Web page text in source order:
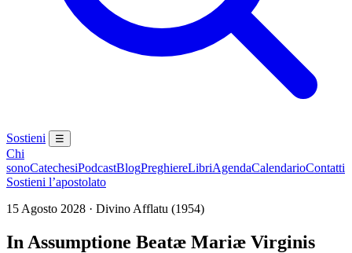
Sostieni ☰
Chi
sonoCatechesiPodcastBlogPreghiereLibriAgendaCalendarioContatti
Sostieni l’apostolato
15 Agosto 2028 · Divino Afflatu (1954)
In Assumptione Beatæ Mariæ Virginis